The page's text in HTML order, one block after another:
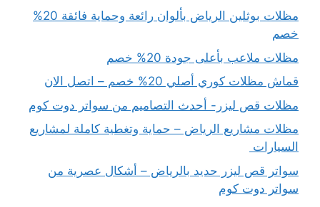
مظلات بوثلين الرياض بألوان رائعة وحماية فائقة 20%
خصم
مظلات ملاعب بأعلى جودة 20% خصم
قماش مظلات كوري أصلي 20% خصم – اتصل الان
مظلات قص ليزر- أحدث التصاميم من سواتر دوت كوم
مظلات مشاريع الرياض – حماية وتغطية كاملة لمشاريع
السيارات
سواتر قص ليزر حديد بالرياض – أشكال عصرية من
سواتر دوت كوم